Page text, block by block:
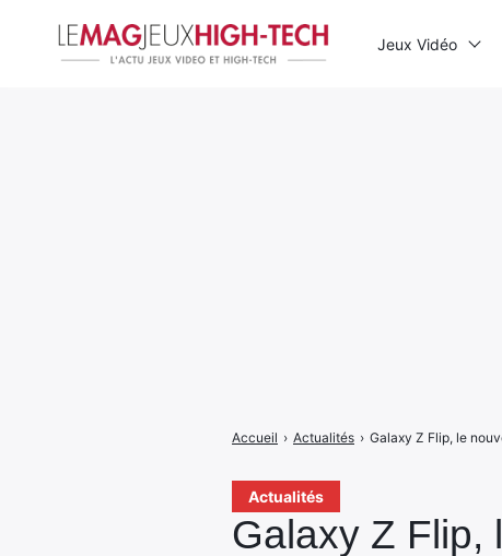
Actualités
Galaxy Z Flip,
Accueil › Actualités › Galaxy Z Flip, le
Jeux Vidéo